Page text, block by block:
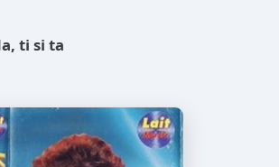
ti si ta